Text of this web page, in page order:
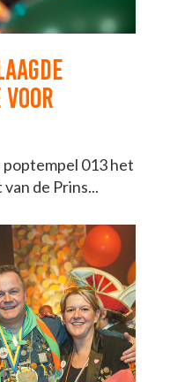
013 het
de Prins...